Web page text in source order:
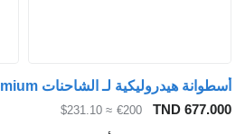
أسطوانة هيدروليكية لـ الشاحنات Renault Premium
TND 677.000
€200
≈ $231.10